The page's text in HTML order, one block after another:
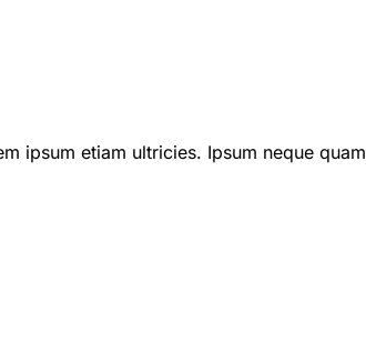
ipsum etiam ultricies. Ipsum neque quam